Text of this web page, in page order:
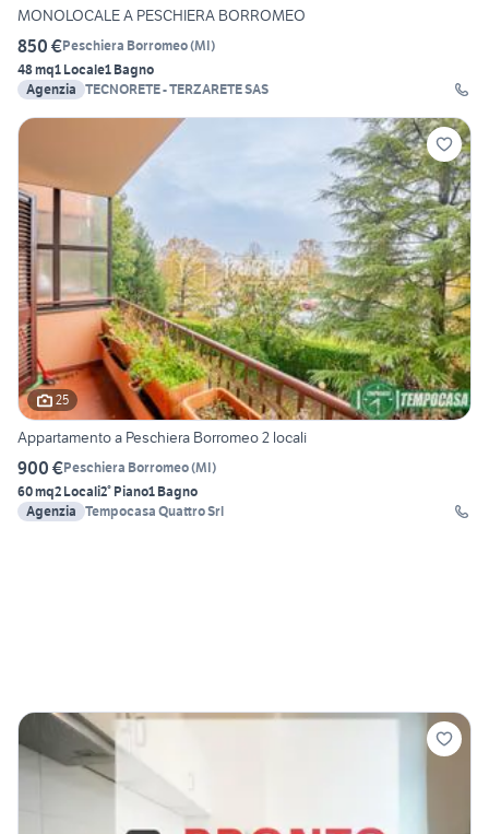
MONOLOCALE A PESCHIERA BORROMEO
850 €Peschiera Borromeo(MI)
48 mq1 Locale1 Bagno
Agenzia TECNORETE - TERZARETE SAS
25
Appartamento a Peschiera Borromeo 2 locali
900 €Peschiera Borromeo(MI)
60 mq2 Locali2° Piano1 Bagno
Agenzia Tempocasa Quattro Srl